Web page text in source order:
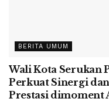
BERITA UMUM
Wali Kota Serukan
Perkuat Sinergi
Prestasi dimoment